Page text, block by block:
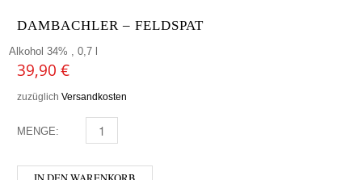
DAMBACHLER – FELDSPAT
Alkohol 34% , 0,7 l
39,90 €
zuzüglich Versandkosten
MENGE: DAMBACHLER - FELDSPAT MENGE